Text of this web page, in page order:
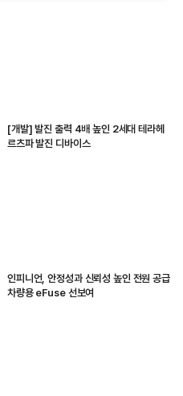
[개발] 발진 출력 4배 높인 2세대 테라헤
르츠파 발진 디바이스
인피니언, 안정성과 신뢰성 높인 전원 공급
차량용 eFuse 선보여